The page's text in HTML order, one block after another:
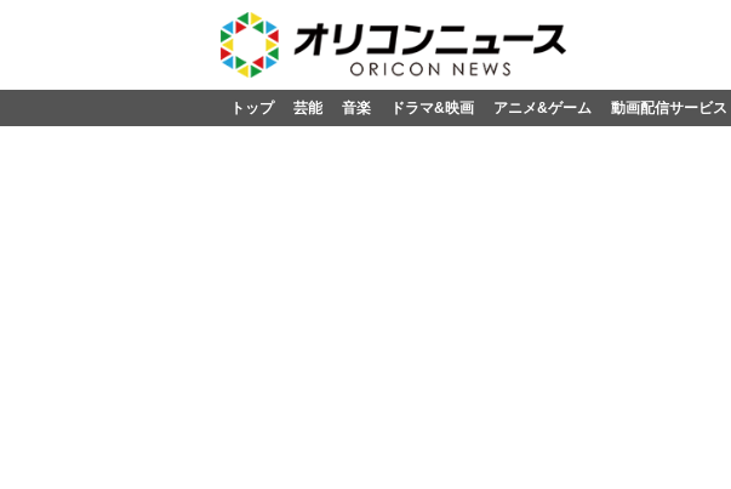
トップ 芸能 音楽 ドラマ&映画 アニメ&ゲーム 動画配信サービス